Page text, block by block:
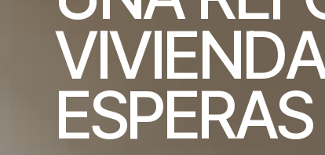
VIVIEND
ESPERAS